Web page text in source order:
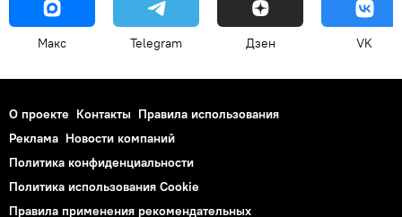
Макс Telegram Дзен VK
О проекте Контакты Правила использования
Реклама Новости компаний
Политика конфиденциальности
Политика использования Cookie
Правила применения рекомендательных